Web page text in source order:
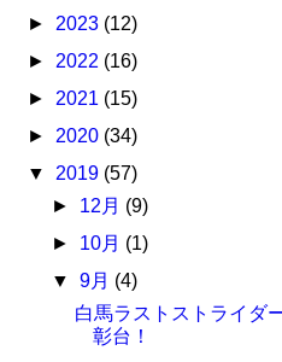
► 2023 (12)
► 2022 (16)
► 2021 (15)
► 2020 (34)
▼ 2019 (57)
► 12月 (9)
► 10月 (1)
▼ 9月 (4)
白馬ラストストライダ
彰台！